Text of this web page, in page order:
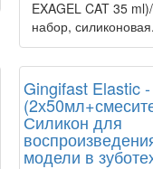
EXAGEL CAT 35
набор,
Gingifast Elastic -
Силикон для
модели в